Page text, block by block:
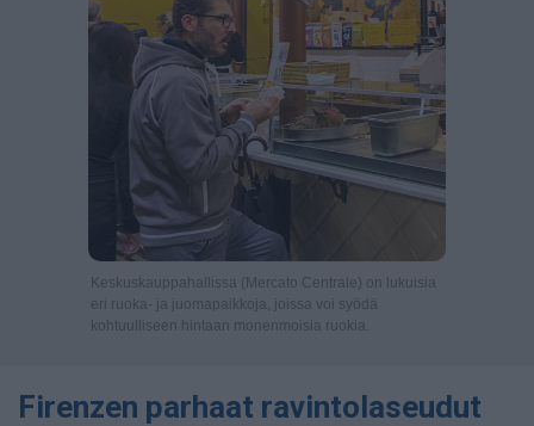
Keskuskauppahallissa (Mercato Centrale) on lukuisia
eri ruoka- ja juomapaikkoja, joissa voi syödä
kohtuulliseen hintaan monenmoisia ruokia.
Firenzen parhaat ravintolaseudut